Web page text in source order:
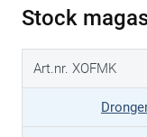
Stock
Art.nr. XOFMK